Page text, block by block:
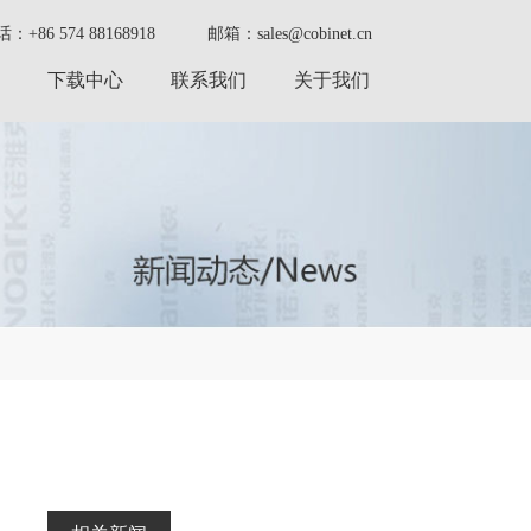
：+86 574 88168918 邮箱：sales@cobinet.cn
下载中心 联系我们 关于我们